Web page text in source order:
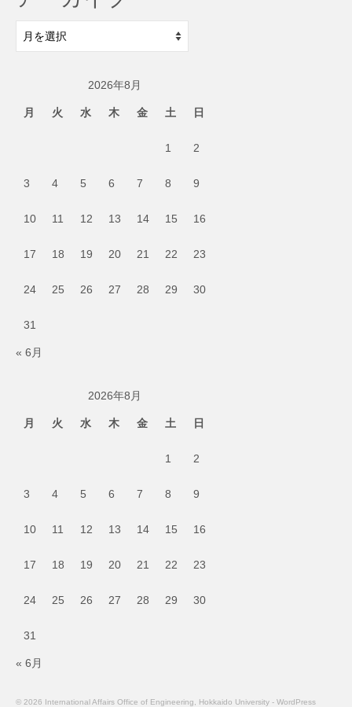
ア
ー
2026年8月
月 火 水 木 金 土 日
1 2
3 4 5 6 7 8 9
10 11 12 13 14 15 16
17 18 19 20 21 22 23
24 25 26 27 28 29 30
31
« 6月
2026年8月
月 火 水 木 金 土 日
1 2
3 4 5 6 7 8 9
10 11 12 13 14 15 16
17 18 19 20 21 22 23
24 25 26 27 28 29 30
31
« 6月
© 2026 International Affairs Office of Engineering, Hokkaido University - WordPress